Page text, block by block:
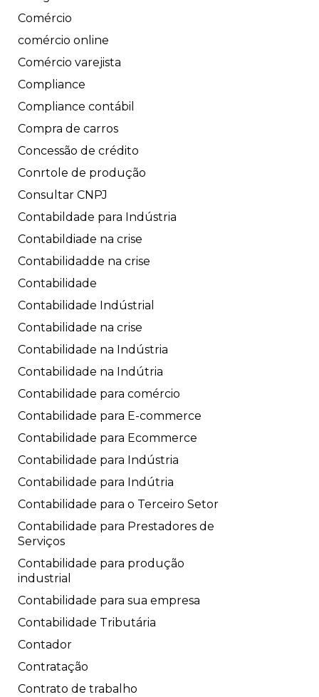
Comércio
comércio online
Comércio varejista
Compliance
Compliance contábil
Compra de carros
Concessão de crédito
Conrtole de produção
Consultar CNPJ
Contabildade para Indústria
Contabildiade na crise
Contabilidadde na crise
Contabilidade
Contabilidade Indústrial
Contabilidade na crise
Contabilidade na Indústria
Contabilidade na Indútria
Contabilidade para comércio
Contabilidade para E-commerce
Contabilidade para Ecommerce
Contabilidade para Indústria
Contabilidade para Indútria
Contabilidade para o Terceiro Setor
Contabilidade para Prestadores de
Serviços
Contabilidade para produção
industrial
Contabilidade para sua empresa
Contabilidade Tributária
Contador
Contratação
Contrato de trabalho